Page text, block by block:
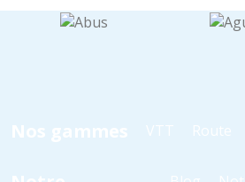
Nos gammes VTT Route